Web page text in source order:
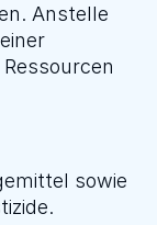
Anstelle
sowie